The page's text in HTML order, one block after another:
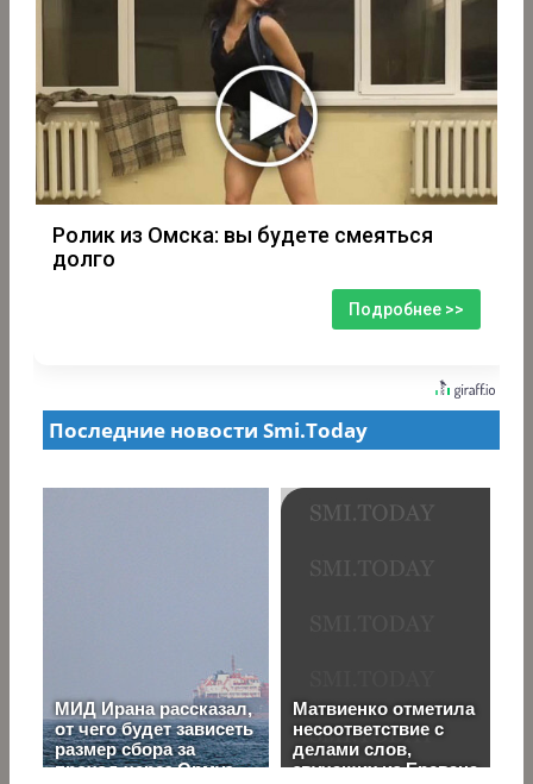
Ролик из Омска: вы будете смеяться
долго
Подробнее >>